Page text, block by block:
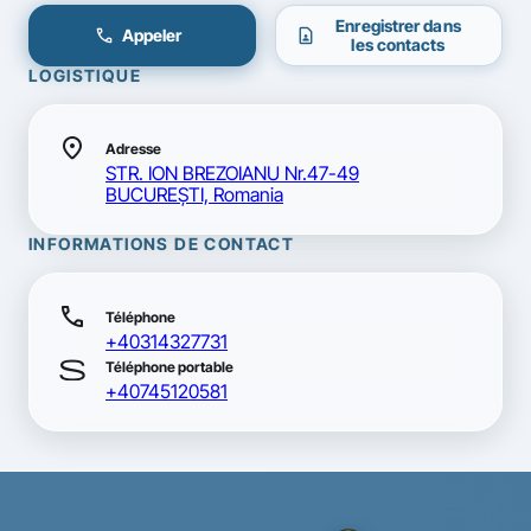
call Appeler contact_page
Enregistrer dans
les contacts
LOGISTIQUE
location_on Adresse
STR. ION BREZOIANU Nr.47-49
BUCUREŞTI, Romania
INFORMATIONS DE CONTACT
call Téléphone
+40314327731
smartphone
Téléphone portable
+40745120581